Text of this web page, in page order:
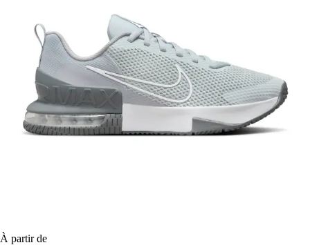
À partir de